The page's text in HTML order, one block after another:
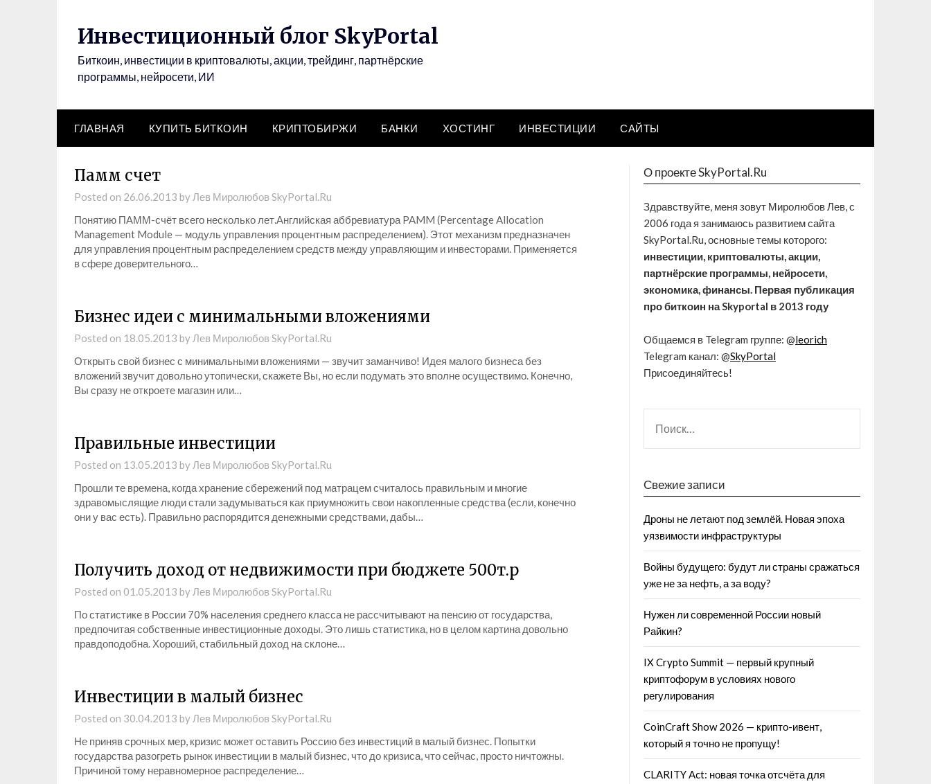
Инвестиционный блог SkyPortal
Биткоин, инвестиции в криптовалюты, акции, трейдинг, партнёрские
программы, нейросети, ИИ
ГЛАВНАЯ КУПИТЬ БИТКОИН КРИПТОБИРЖИ БАНКИ ХОСТИНГ ИНВЕСТИЦИИ САЙТЫ
Памм счет
Posted on 26.06.2013 by Лев Миролюбов SkyPortal.Ru
Понятию ПАММ-счёт всего несколько лет.Английская аббревиатура PAMM (Percentage Allocation
Management Module — модуль управления процентным распределением). Этот механизм предназначен
для управления процентным распределением средств между управляющим и инвесторами. Применяется
в сфере доверительного…
Бизнес идеи с минимальными вложениями
Posted on 18.05.2013 by Лев Миролюбов SkyPortal.Ru
Открыть свой бизнес с минимальными вложениями — звучит заманчиво! Идея малого бизнеса без
вложений звучит довольно утопически, скажете Вы, но если подумать это вполне осуществимо. Конечно,
Вы сразу не откроете магазин или…
Правильные инвестиции
Posted on 13.05.2013 by Лев Миролюбов SkyPortal.Ru
Прошли те времена, когда хранение сбережений под матрацем считалось правильным и многие
здравомыслящие люди стали задумываться как приумножить свои накопленные средства (если, конечно
они у вас есть). Правильно распорядится денежными средствами, дабы…
Получить доход от недвижимости при бюджете 500т.р
Posted on 01.05.2013 by Лев Миролюбов SkyPortal.Ru
По статистике в России 70% населения среднего класса не рассчитывают на пенсию от государства,
предпочитая собственные инвестиционные доходы. Это лишь статистика, но в целом картина довольно
правдоподобна. Хороший, стабильный доход на склоне…
Инвестиции в малый бизнес
Posted on 30.04.2013 by Лев Миролюбов SkyPortal.Ru
Не приняв срочных мер, кризис может оставить Россию без инвестиций в малый бизнес. Попытки
государства разогреть рынок инвестиции в малый бизнес, что до кризиса, что сейчас, просто ничтожны.
Причиной тому неравномерное распределение…
О проекте SkyPortal.Ru
Здравствуйте, меня зовут Миролюбов Лев, с
2006 года я занимаюсь развитием сайта
SkyPortal.Ru, основные темы которого:
инвестиции, криптовалюты, акции,
партнёрские программы, нейросети,
экономика, финансы. Первая публикация
про биткоин на Skyportal в 2013 году
Общаемся в Telegram группе: @leorich
Telegram канал: @SkyPortal
Присоединяйтесь!
Свежие записи
Дроны не летают под землёй. Новая эпоха
уязвимости инфраструктуры
Войны будущего: будут ли страны сражаться
уже не за нефть, а за воду?
Нужен ли современной России новый
Райкин?
IX Crypto Summit — первый крупный
криптофорум в условиях нового
регулирования
CoinCraft Show 2026 — крипто-ивент,
который я точно не пропущу!
CLARITY Act: новая точка отсчёта для